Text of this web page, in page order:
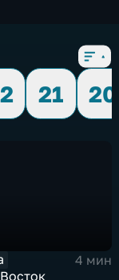
21
20
4 мин